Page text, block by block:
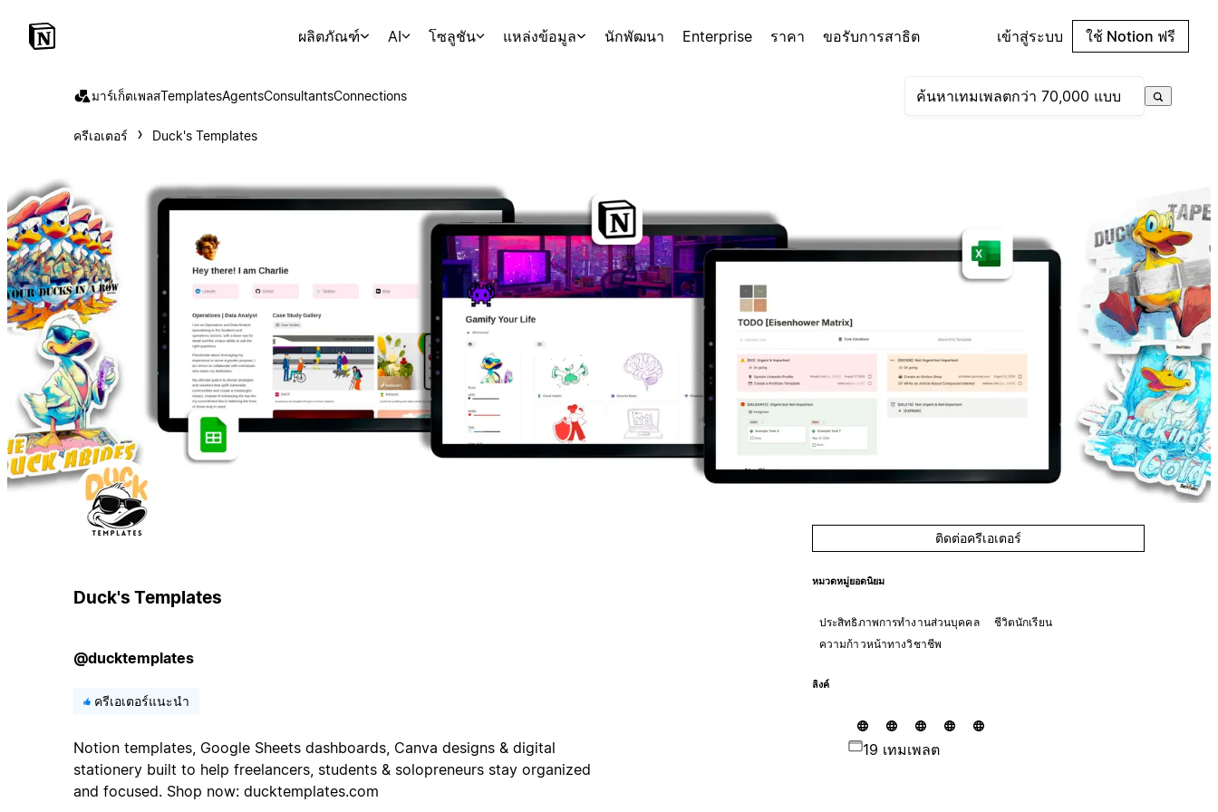
ผลิตภัณฑ์ AI โซลูชัน แหล่งข้อมูล นักพัฒนา Enterprise ราคา ขอรับการสาธิต เข้าสู่ระบบ ใช้ Notion ฟรี
มาร์เก็ตเพลสTemplatesAgentsConsultantsConnections
ครีเอเตอร์ Duck's Templates
Duck's Templates
@ducktemplates
ครีเอเตอร์แนะนำ
Notion templates, Google Sheets dashboards, Canva designs & digital
stationery built to help freelancers, students & solopreneurs stay organized
and focused. Shop now: ducktemplates.com
ติดต่อครีเอเตอร์
หมวดหมู่ยอดนิยม
ประสิทธิภาพการทำงานส่วนบุคคล
ชีวิตนักเรียน
ความก้าวหน้าทางวิชาชีพ
ลิงค์
19 เทมเพลต